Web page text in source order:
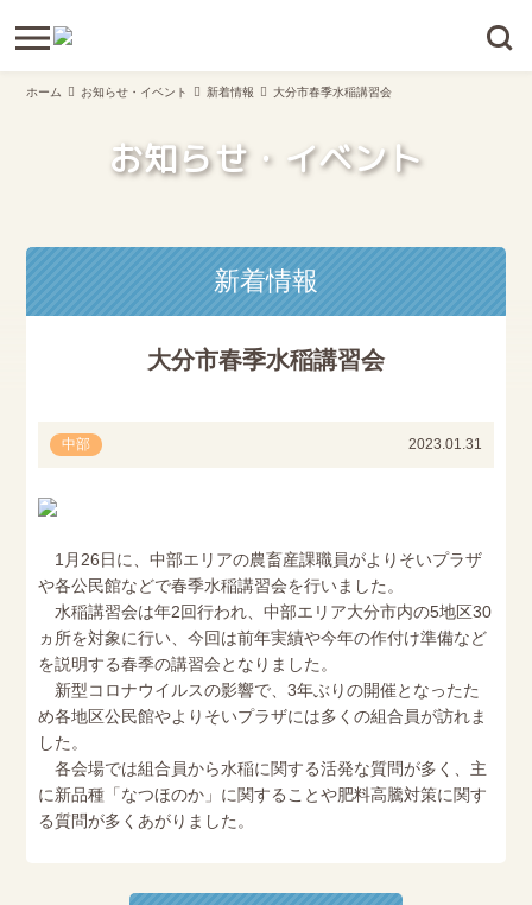
ホーム お知らせ・イベント 新着情報 大分市春季水稲講習会
お知らせ・イベント
新着情報
大分市春季水稲講習会
中部 2023.01.31
1月26日に、中部エリアの農畜産課職員がよりそいプラザ
や各公民館などで春季水稲講習会を行いました。
水稲講習会は年2回行われ、中部エリア大分市内の5地区30
ヵ所を対象に行い、今回は前年実績や今年の作付け準備など
を説明する春季の講習会となりました。
新型コロナウイルスの影響で、3年ぶりの開催となったた
め各地区公民館やよりそいプラザには多くの組合員が訪れま
した。
各会場では組合員から水稲に関する活発な質問が多く、主
に新品種「なつほのか」に関することや肥料高騰対策に関す
る質問が多くあがりました。